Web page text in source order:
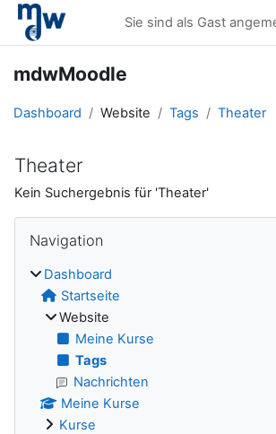
Zum Hauptinhalt
Sie sind als Gast
mdwMoodle
Dashboard Website Tags Theater
Theater
Kein Suchergebnis für 'Theater'
Blöcke
Navigation
Dashboard
Startseite
Website
Meine Kurse
Tags
Nachrichten
Meine Kurse
Kurse